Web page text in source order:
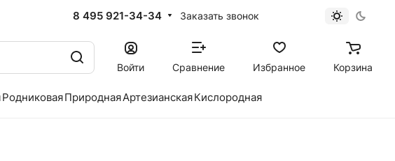
8 495 921-34-34 Заказать звонок
Войти Сравнение Избранное Корзина
РодниковаяПрироднаяАртезианскаяКислородная